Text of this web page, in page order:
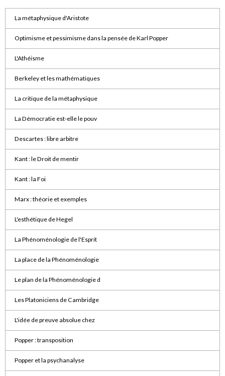
La métaphysique d'Aristote
Optimisme et pessimisme dans la pensée de Karl Popper
L'Athéisme
Berkeley et les mathématiques
La critique de la métaphysique
La Démocratie est-elle le pouv
Descartes : libre arbitre
Kant : le Droit de mentir
Kant : la Foi
Marx : théorie et exemples
L'esthétique de Hegel
La Phénoménologie de l'Esprit
La place de la Phénoménologie
Le plan de la Phénoménologie d
Les Platoniciens de Cambridge
L'idée de preuve absolue chez
Popper : transposition
Popper et la psychanalyse